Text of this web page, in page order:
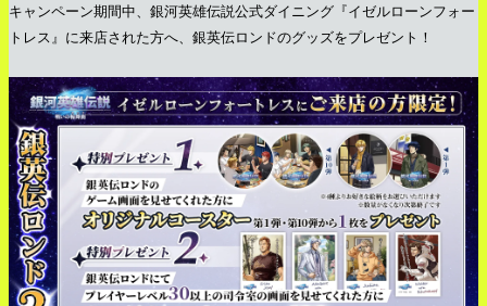
キャンペーン期間中、銀河英雄伝説公式ダイニング『イゼルローンフォー
トレス』に来店された方へ、銀英伝ロンドのグッズをプレゼント！